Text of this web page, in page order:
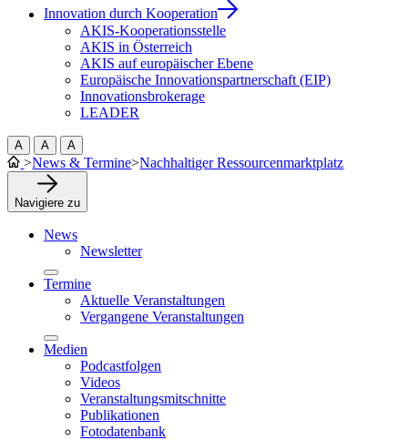
Innovation durch Kooperation
AKIS-Kooperationsstelle
AKIS in Österreich
AKIS auf europäischer Ebene
Europäische Innovationspartnerschaft (EIP)
Innovationsbrokerage
LEADER
A A A
>News & Termine>Nachhaltiger Ressourcenmarktplatz
Navigiere zu
News
Newsletter
Termine
Aktuelle Veranstaltungen
Vergangene Veranstaltungen
Medien
Podcastfolgen
Videos
Veranstaltungsmitschnitte
Publikationen
Fotodatenbank